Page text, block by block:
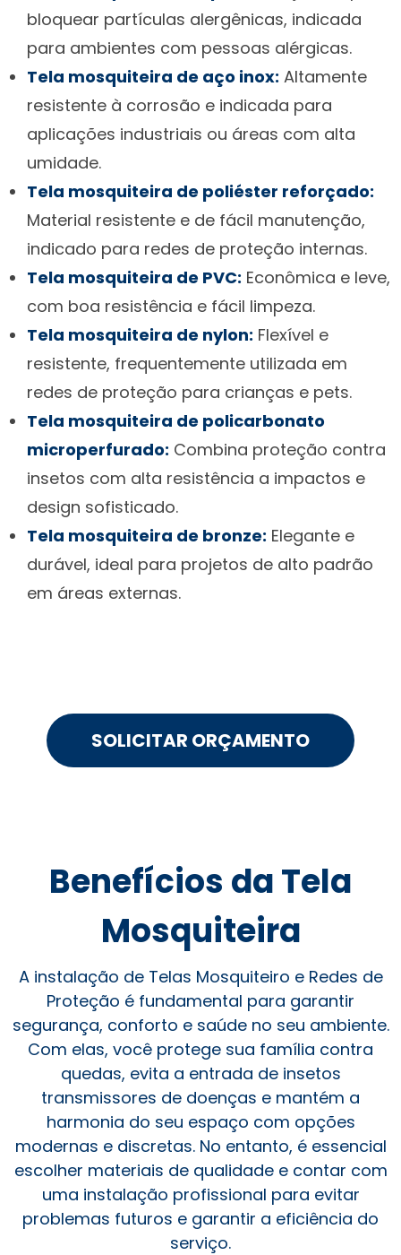
bloquear partículas alergênicas, indicada
para ambientes com pessoas alérgicas.
Tela mosquiteira de aço inox: Altamente
resistente à corrosão e indicada para
aplicações industriais ou áreas com alta
umidade.
Tela mosquiteira de poliéster reforçado:
Material resistente e de fácil manutenção,
indicado para redes de proteção internas.
Tela mosquiteira de PVC: Econômica e leve,
com boa resistência e fácil limpeza.
Tela mosquiteira de nylon: Flexível e
resistente, frequentemente utilizada em
redes de proteção para crianças e pets.
Tela mosquiteira de policarbonato
microperfurado: Combina proteção contra
insetos com alta resistência a impactos e
design sofisticado.
Tela mosquiteira de bronze: Elegante e
durável, ideal para projetos de alto padrão
em áreas externas.
SOLICITAR ORÇAMENTO
Benefícios da Tela
Mosquiteira
A instalação de Telas Mosquiteiro e Redes de
Proteção é fundamental para garantir
segurança, conforto e saúde no seu ambiente.
Com elas, você protege sua família contra
quedas, evita a entrada de insetos
transmissores de doenças e mantém a
harmonia do seu espaço com opções
modernas e discretas. No entanto, é essencial
escolher materiais de qualidade e contar com
uma instalação profissional para evitar
problemas futuros e garantir a eficiência do
serviço.